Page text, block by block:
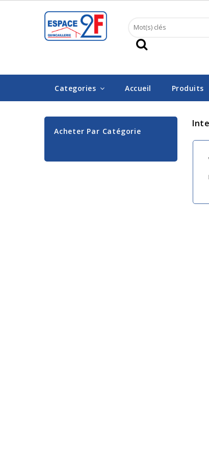
Categories Accueil Produits
Acheter Par Catégorie